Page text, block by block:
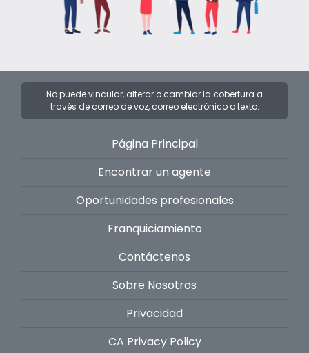
No puede vincular, alterar o cambiar la cobertura a
través de correo de voz, correo electrónico o texto.
Página Principal
Encontrar un agente
Oportunidades profesionales
Franquiciamiento
Contáctenos
Sobre Nosotros
Privacidad
CA Privacy Policy